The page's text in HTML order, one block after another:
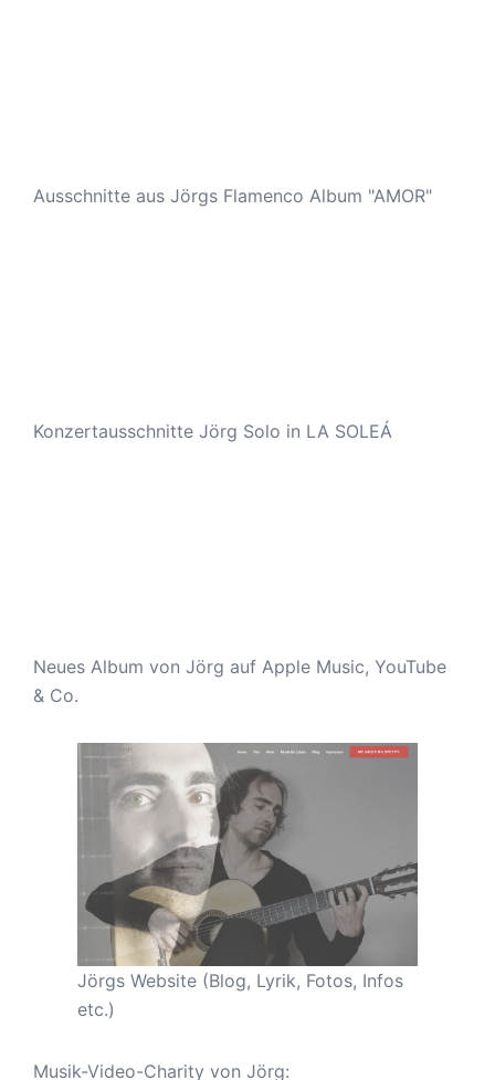
Ausschnitte aus Jörgs Flamenco Album "AMOR"
Konzertausschnitte Jörg Solo in LA SOLEÁ
Neues Album von Jörg auf Apple Music, YouTube
& Co.
Jörgs Website (Blog, Lyrik, Fotos, Infos
etc.)
Musik-Video-Charity von Jörg: